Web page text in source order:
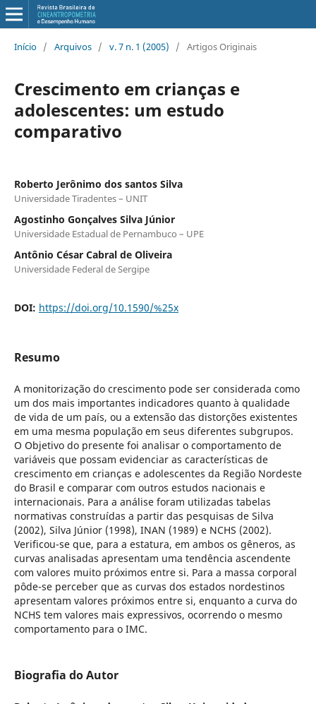
Início / Arquivos / v. 7 n. 1 (2005) / Artigos Originais
Crescimento em crianças e
adolescentes: um estudo
comparativo
Roberto Jerônimo dos santos Silva
Universidade Tiradentes – UNIT
Agostinho Gonçalves Silva Júnior
Universidade Estadual de Pernambuco – UPE
Antônio César Cabral de Oliveira
Universidade Federal de Sergipe
DOI: https://doi.org/10.1590/%25x
Resumo
A monitorização do crescimento pode ser considerada como
um dos mais importantes indicadores quanto à qualidade
de vida de um país, ou a extensão das distorções existentes
em uma mesma população em seus diferentes subgrupos.
O Objetivo do presente foi analisar o comportamento de
variáveis que possam evidenciar as características de
crescimento em crianças e adolescentes da Região Nordeste
do Brasil e comparar com outros estudos nacionais e
internacionais. Para a análise foram utilizadas tabelas
normativas construídas a partir das pesquisas de Silva
(2002), Silva Júnior (1998), INAN (1989) e NCHS (2002).
Verificou-se que, para a estatura, em ambos os gêneros, as
curvas analisadas apresentam uma tendência ascendente
com valores muito próximos entre si. Para a massa corporal
pôde-se perceber que as curvas dos estados nordestinos
apresentam valores próximos entre si, enquanto a curva do
NCHS tem valores mais expressivos, ocorrendo o mesmo
comportamento para o IMC.
Biografia do Autor